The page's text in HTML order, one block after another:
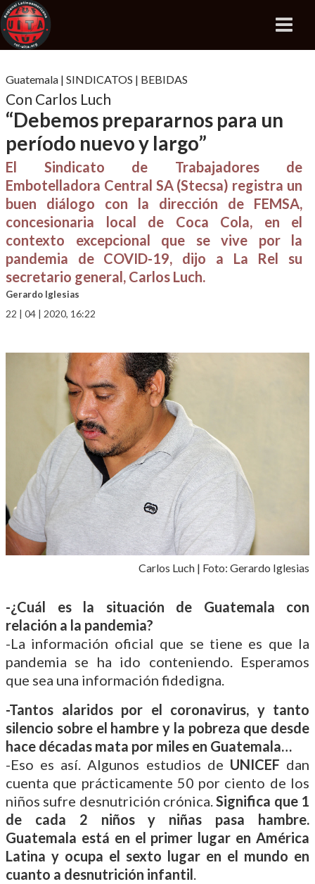
Guatemala | SINDICATOS | BEBIDAS
Con Carlos Luch
“Debemos prepararnos para un
período nuevo y largo”
El Sindicato de Trabajadores de
Embotelladora Central SA (Stecsa) registra un
buen diálogo con la dirección de FEMSA,
concesionaria local de Coca Cola, en el
contexto excepcional que se vive por la
pandemia de COVID-19, dijo a La Rel su
secretario general, Carlos Luch.
Gerardo Iglesias
22 | 04 | 2020, 16:22
Carlos Luch | Foto: Gerardo Iglesias
-¿Cuál es la situación de Guatemala con
relación a la pandemia?
-La información oficial que se tiene es que la
pandemia se ha ido conteniendo. Esperamos
que sea una información fidedigna.
-Tantos alaridos por el coronavirus, y tanto
silencio sobre el hambre y la pobreza que desde
hace décadas mata por miles en Guatemala…
-Eso es así. Algunos estudios de UNICEF dan
cuenta que prácticamente 50 por ciento de los
niños sufre desnutrición crónica.Significa que 1
de cada 2 niños y niñas pasa hambre.
Guatemala está en el primer lugar en América
Latina y ocupa el sexto lugar en el mundo en
cuanto a desnutrición infantil.